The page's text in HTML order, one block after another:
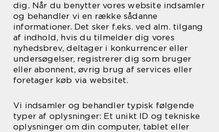
dig. Når du benytter vores website indsamler
og behandler vi en række sådanne
informationer. Det sker f.eks. ved alm. tilgang
af indhold, hvis du tilmelder dig vores
nyhedsbrev, deltager i konkurrencer eller
undersøgelser, registrerer dig som bruger
eller abonnent, øvrig brug af services eller
foretager køb via websitet.
Vi indsamler og behandler typisk følgende
typer af oplysninger: Et unikt ID og tekniske
oplysninger om din computer, tablet eller